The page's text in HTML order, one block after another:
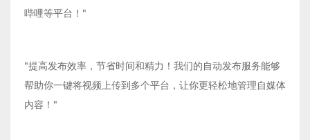
哔哩等平台！"
"提高发布效率，节省时间和精力！我们的自动发布服务能够
帮助你一键将视频上传到多个平台，让你更轻松地管理自媒体
内容！"